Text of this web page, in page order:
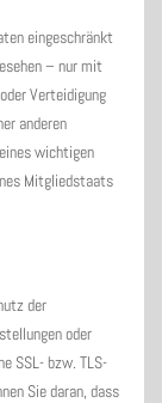
eingeschränkt
– nur mit
Verteidigung
anderen
wichtigen
Mitgliedstaats
der
oder
SSL- bzw. TLS-
Sie daran, dass